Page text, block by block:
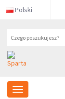
Polski